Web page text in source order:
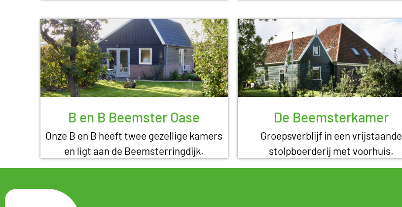
B en B Beemster Oase
Onze B en B heeft twee gezellige kamers
en ligt aan de Beemsterringdijk.
De Beemsterkamer
Groepsverblijf in een vrijstaande
stolpboerderij met voorhuis.